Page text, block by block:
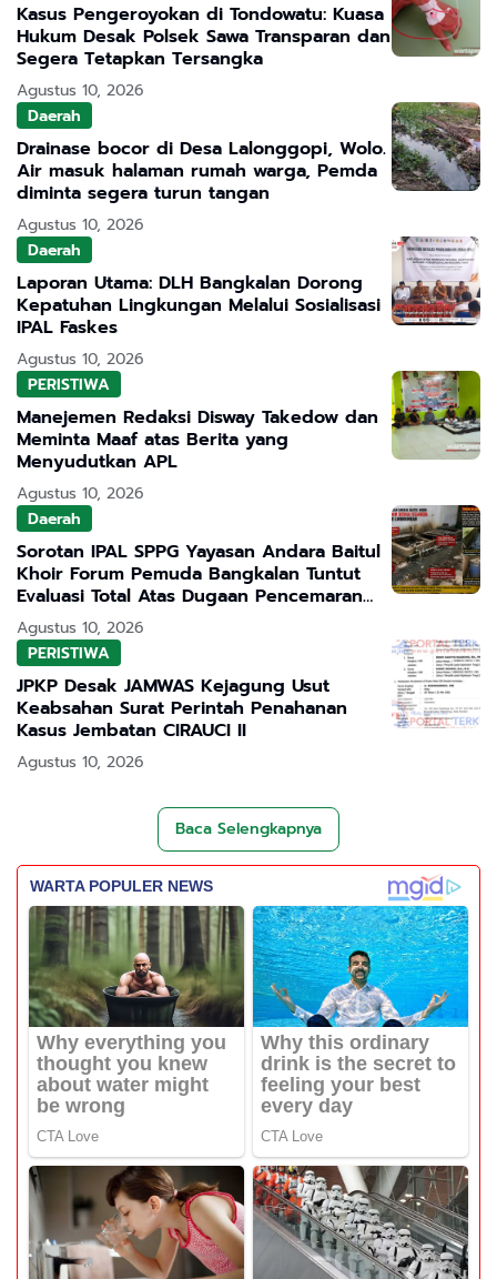
Kasus Pengeroyokan di Tondowatu: Kuasa
Hukum Desak Polsek Sawa Transparan dan
Segera Tetapkan Tersangka
Agustus 10, 2026
Daerah
Drainase bocor di Desa Lalonggopi, Wolo.
Air masuk halaman rumah warga, Pemda
diminta segera turun tangan
Agustus 10, 2026
Daerah
Laporan Utama: DLH Bangkalan Dorong
Kepatuhan Lingkungan Melalui Sosialisasi
IPAL Faskes
Agustus 10, 2026
PERISTIWA
Manejemen Redaksi Disway Takedow dan
Meminta Maaf atas Berita yang
Menyudutkan APL
Agustus 10, 2026
Daerah
Sorotan IPAL SPPG Yayasan Andara Baitul
Khoir Forum Pemuda Bangkalan Tuntut
Evaluasi Total Atas Dugaan Pencemaran
Lingkungan
Agustus 10, 2026
PERISTIWA
JPKP Desak JAMWAS Kejagung Usut
Keabsahan Surat Perintah Penahanan
Kasus Jembatan CIRAUCI II
Agustus 10, 2026
Baca Selengkapnya